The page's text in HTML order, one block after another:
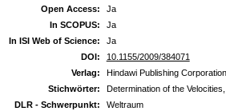
Open Access:
Ja
In SCOPUS:
Ja
In ISI Web of Science:
Ja
DOI:
10.1155/2009/384071
Verlag:
Hindawi Publishing Corporation
Stichwörter:
Determination of the
DLR - Schwerpunkt:
Weltraum